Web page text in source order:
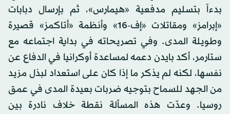
بدءاً بتسليم مدفعية «هيمارس»، ثم بإرسال دبابات
«إبرامز» ومقاتلات «إف-16» وأنظمة «أتاكمز» قصيرة
وطويلة المدى. وفي تصريحاته في بداية اجتماعه مع
ستارمر، أكد بايدن دعمه لمساعدة أوكرانيا في الدفاع عن
نفسها، لكنه لم يذكر ما إذا كان على استعداد لبذل مزيد
من الجهد للسماح بتوجيه ضربات بعيدة المدى في عمق
روسيا. وعدّت هذه المسألة نقطة خلاف نادرة بين